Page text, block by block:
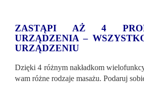
ZASTĄPI AŻ 4
URZĄDZENIA –
URZĄDZENIU
Dzięki 4 różnym nakładkom
wam różne rodzaje masażu. Podaruj